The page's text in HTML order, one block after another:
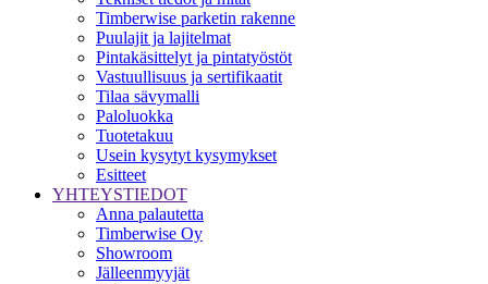
Timberwise parketin rakenne
Puulajit ja lajitelmat
Pintakäsittelyt ja pintatyöstöt
Vastuullisuus ja sertifikaatit
Tilaa sävymalli
Paloluokka
Tuotetakuu
Usein kysytyt kysymykset
Esitteet
YHTEYSTIEDOT
Anna palautetta
Timberwise Oy
Showroom
Jälleenmyyjät